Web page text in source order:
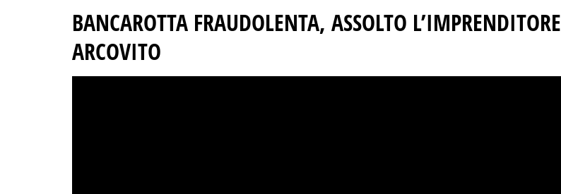
BANCAROTTA FRAUDOLENTA, ASSOLTO L’IMPRENDITORE
ARCOVITO